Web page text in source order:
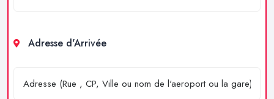
Adresse d'Arrivée